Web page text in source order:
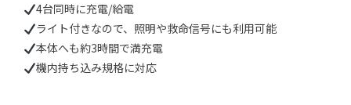
4台同時に充電/給電
ライト付きなので、照明や救命信号にも利用可能
本体へも約3時間で満充電
機内持ち込み規格に対応